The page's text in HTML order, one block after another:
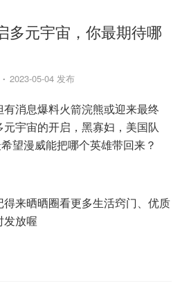
多元宇宙，你最期待哪
2023-05-04 发布
消息爆料火箭浣熊或迎来最终
宇宙的开启，黑寡妇，美国队
望漫威能把哪个英雄带回来？
来晒晒圈看更多生活窍门、优质
发放喔